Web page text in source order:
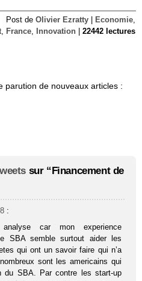
Post de Olivier Ezratty Economie
France Innovation 22442 lectures
parution de nouveaux articles :
sur “Financement de
:
analyse car mon experience
SBA semble surtout aider les
qui ont un savoir faire qui n’a
sont les americains qui
du SBA. Par contre les start-up